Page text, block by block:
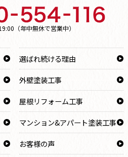
（年中無休で営業中）
選ばれ続ける理由
外壁塗装工事
屋根リフォーム工事
マンション&アパート塗装工事
お客様の声